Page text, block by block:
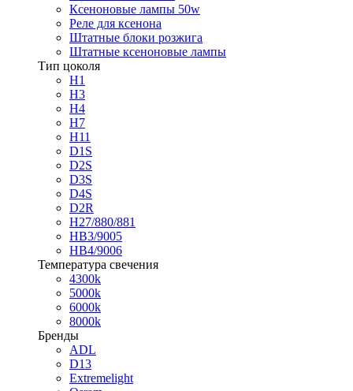
Ксеноновые лампы 50w
Реле для ксенона
Штатные блоки розжига
Штатные ксеноновые лампы
Тип цоколя
H1
H3
H4
H7
H11
D1S
D2S
D3S
D4S
D2R
H27/880/881
HB3/9005
HB4/9006
Температура свечения
4300k
5000k
6000k
8000k
Бренды
ADL
D13
Extremelight